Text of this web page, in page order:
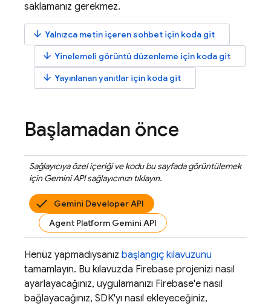
saklamanız gerekmez.
arrow_downward Yalnızca metin içeren sohbet için koda git
arrow_downward Yinelemeli görüntü düzenleme için koda git
arrow_downward Yayınlanan yanıtlar için koda git
Başlamadan önce
Sağlayıcıya özel içeriği ve kodu bu sayfada görüntülemek
içinGemini APIsağlayıcınızı tıklayın.
Gemini Developer API
Agent Platform Gemini API
Henüz yapmadıysanız başlangıç kılavuzunu
tamamlayın. Bu kılavuzda Firebase projenizi nasıl
ayarlayacağınız, uygulamanızı Firebase'e nasıl
bağlayacağınız, SDK'yı nasıl ekleyeceğiniz,